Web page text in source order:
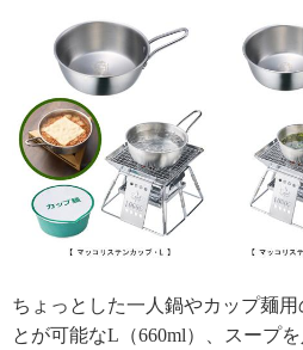
ちょっとした一人鍋やカップ麺
とが可能なL（660ml）、スープ